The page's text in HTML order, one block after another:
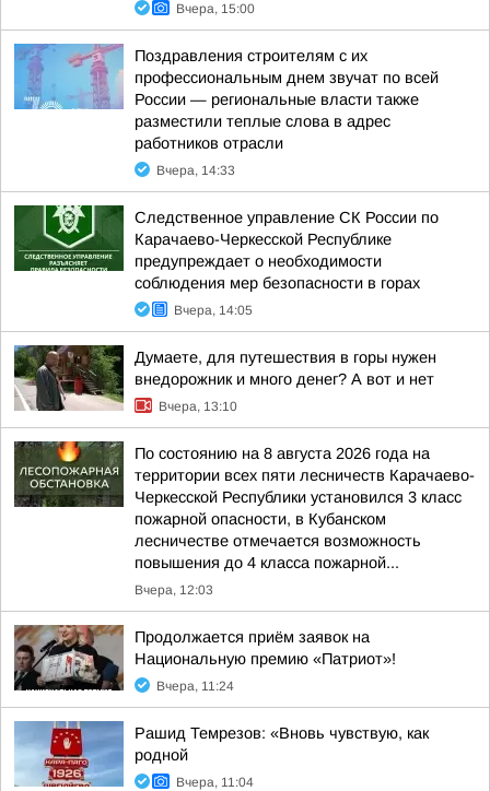
Вчера, 15:00
Поздравления строителям с их
профессиональным днем звучат по всей
России — региональные власти также
разместили теплые слова в адрес
работников отрасли
Вчера, 14:33
Следственное управление СК России по
Карачаево-Черкесской Республике
предупреждает о необходимости
соблюдения мер безопасности в горах
Вчера, 14:05
Думаете, для путешествия в горы нужен
внедорожник и много денег? А вот и нет
Вчера, 13:10
По состоянию на 8 августа 2026 года на
территории всех пяти лесничеств Карачаево-
Черкесской Республики установился 3 класс
пожарной опасности, в Кубанском
лесничестве отмечается возможность
повышения до 4 класса пожарной...
Вчера, 12:03
Продолжается приём заявок на
Национальную премию «Патриот»!
Вчера, 11:24
Рашид Темрезов: «Вновь чувствую, как
родной
Вчера, 11:04